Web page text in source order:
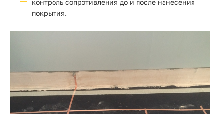
контроль сопротивления до и после нанесения
покрытия.